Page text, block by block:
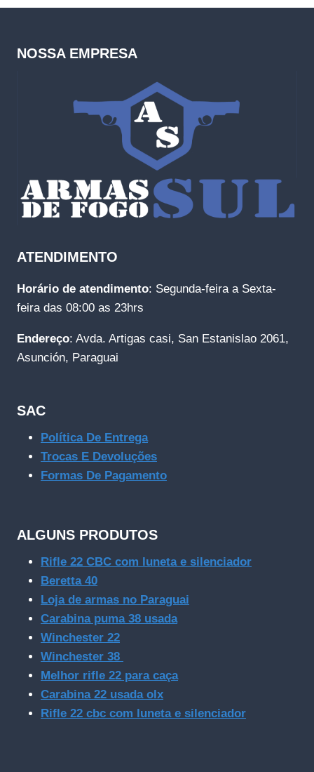
NOSSA EMPRESA
ATENDIMENTO
Horário de atendimento: Segunda-feira a Sexta-
feira das 08:00 as 23hrs
Endereço: Avda. Artigas casi, San Estanislao 2061,
Asunción, Paraguai
SAC
Política De Entrega
Trocas E Devoluções
Formas De Pagamento
ALGUNS PRODUTOS
Rifle 22 CBC com luneta e silenciador
Beretta 40
Loja de armas no Paraguai
Carabina puma 38 usada
Winchester 22
Winchester 38
Melhor rifle 22 para caça
Carabina 22 usada olx
Rifle 22 cbc com luneta e silenciador